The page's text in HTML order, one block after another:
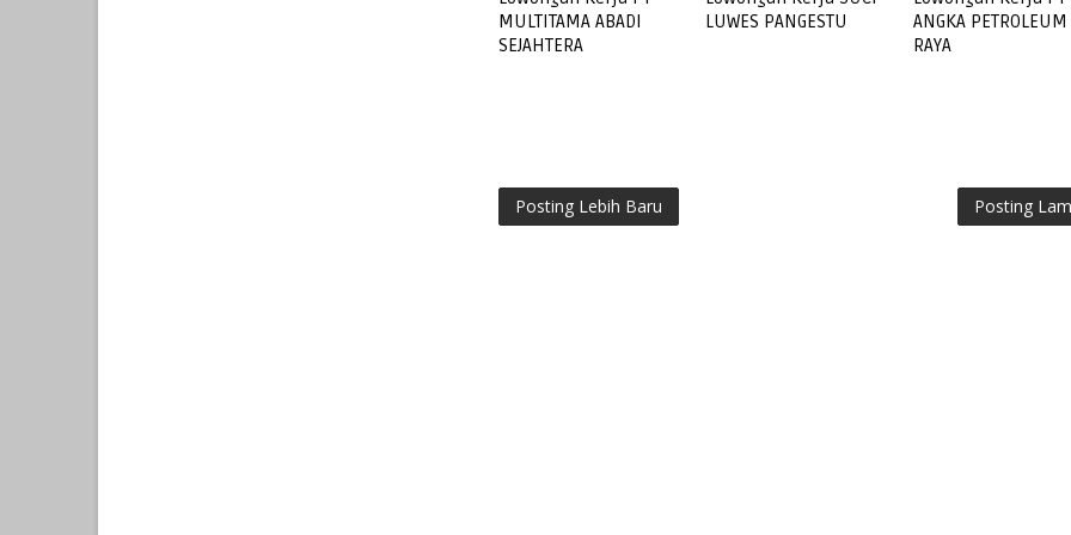
MULTITAMA ABADI
SEJAHTERA
LUWES PANGESTU
ANGKA PETROLEUM
RAYA
Posting Lebih Baru Posting